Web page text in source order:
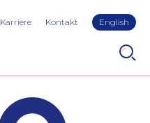
Karriere Kontakt English